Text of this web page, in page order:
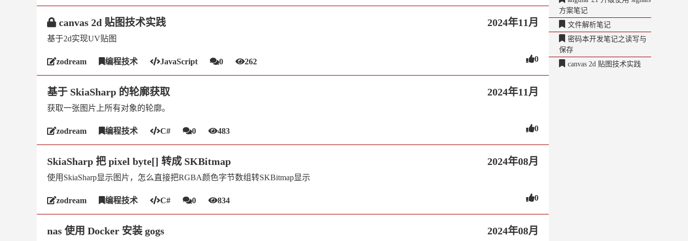
方案笔记
文件解析笔记
密码本开发笔记之读写与
保存
canvas 2d 贴图技术实践
canvas 2d 贴图技术实践 2024年11月
基于2d实现UV贴图
zodream 编程技术 JavaScript 0 0
262
基于 SkiaSharp 的轮廓获取 2024年11月
获取一张图片上所有对象的轮廓。
zodream 编程技术 C# 0 0
483
SkiaSharp 把 pixel byte[] 转成 SKBitmap 2024年08月
使用SkiaSharp显示图片，怎么直接把RGBA颜色字节数组转SKBitmap显示
zodream 编程技术 C# 0 0
834
nas 使用 Docker 安装 gogs 2024年08月